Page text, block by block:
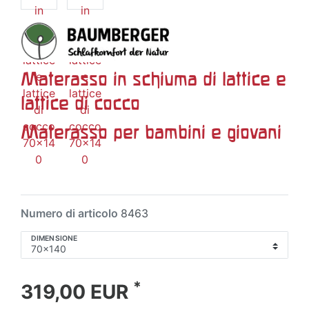
Materasso in schiuma di lattice e
lattice di cocco
Materasso per bambini e giovani
Numero di articolo 8463
DIMENSIONE
319,00 EUR *